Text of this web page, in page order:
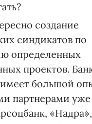
создание
синдикатов по
определенных
проектов.
большой
партнерами уже